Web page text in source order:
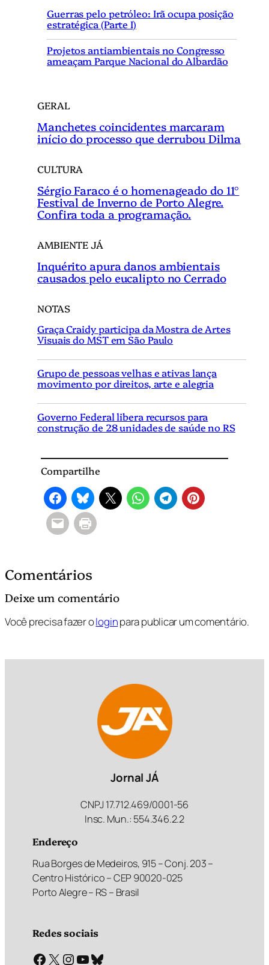
Guerras pelo petróleo: Irã ocupa posição
estratégica (Parte I)
Projetos antiambientais no Congresso
ameaçam Parque Nacional do Albardão
GERAL
Manchetes coincidentes marcaram
início do processo que derrubou Dilma
CULTURA
Sérgio Faraco é o homenageado do 11°
Festival de Inverno de Porto Alegre.
Confira toda a programação.
AMBIENTE JÁ
Inquérito apura danos ambientais
causados pelo eucalipto no Cerrado
NOTAS
Graça Craidy participa da Mostra de Artes
Visuais do MST em São Paulo
Grupo de pessoas velhas e ativas lança
movimento por direitos, arte e alegria
Governo Federal libera recursos para
construção de 28 unidades de saúde no RS
Compartilhe
Comentários
Deixe um comentário
Você precisa fazer ologinpara publicar um comentário.
Jornal JÁ
CNPJ 17.712.469/0001-56
Insc. Mun.: 554.346.2.2
Endereço
Rua Borges de Medeiros, 915 – Conj. 203 –
Centro Histórico – CEP 90020-025
Porto Alegre – RS – Brasil
Redes sociais
Facebook X Instagram Youtube Bluesky